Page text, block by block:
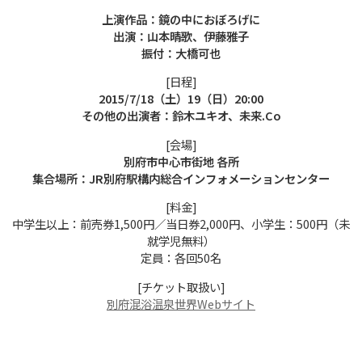
上演作品：鏡の中におぼろげに
出演：山本晴歌、伊藤雅子
振付：大橋可也
[日程]
2015/7/18（土）19（日）20:00
その他の出演者：鈴木ユキオ、未来.Co
[会場]
別府市中心市街地 各所
集合場所：JR別府駅構内総合インフォメーションセンター
[料金]
中学生以上：前売券1,500円／当日券2,000円、小学生：500円（未
就学児無料）
定員：各回50名
[チケット取扱い]
別府混浴温泉世界Webサイト